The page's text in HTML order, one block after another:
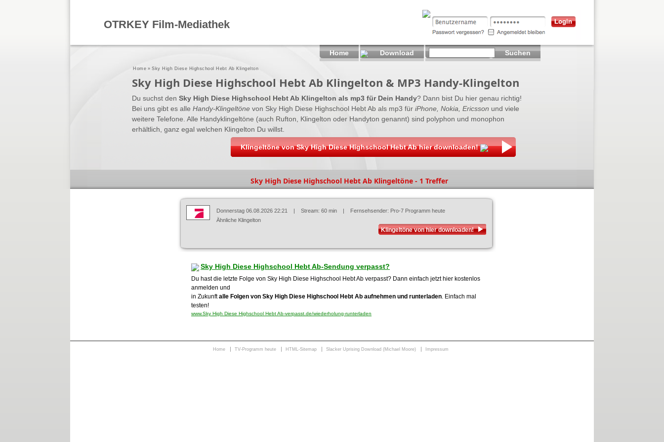
Sky High Diese Highschool Hebt Ab Klingelton & MP3 Handy-Klingelton
Du suchst den Sky High Diese Highschool Hebt Ab Klingelton als mp3 für Dein Handy? Dann bist Du hier genau richtig!
Bei uns gibt es alle Handy-Klingeltöne von Sky High Diese Highschool Hebt Ab als mp3 für iPhone, Nokia, Ericsson und viele
weitere Telefone. Alle Handyklingeltöne (auch Rufton, Klingelton oder Handyton genannt) sind polyphon und monophon
erhältlich, ganz egal welchen Klingelton Du willst.
Klingeltöne von Sky High Diese Highschool Hebt Ab hier downloaden!
Sky High Diese Highschool Hebt Ab Klingeltöne - 1 Treffer
Donnerstag 06.08.2026 22:21 | Stream: 60 min | Fernsehsender: Pro-7 Programm heute
Ähnliche Klingelton
Klingeltöne von hier downloaden!
Sky High Diese Highschool Hebt Ab-Sendung verpasst?
Du hast die letzte Folge von Sky High Diese Highschool Hebt Ab verpasst? Dann einfach jetzt hier kostenlos
anmelden und
in Zukunftalle Folgen von Sky High Diese Highschool Hebt Ab aufnehmen und runterladen. Einfach mal
testen!
www.Sky High Diese Highschool Hebt Ab-verpasst.de/wiederholung-runterladen
Home »Sky High Diese Highschool Hebt Ab Klingelton
OTRKEY Film-Mediathek
Home Download Suchen
Home TV-Programm heute HTML-Sitemap Slacker Uprising Download (Michael Moore) Impressum